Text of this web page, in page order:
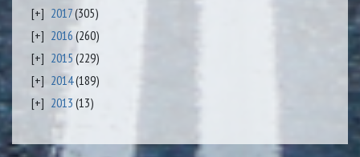
2017(305)
2016 (260)
2015 (229)
2014(189)
2013 (13)